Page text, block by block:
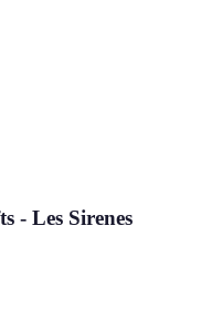
- Les Sirenes